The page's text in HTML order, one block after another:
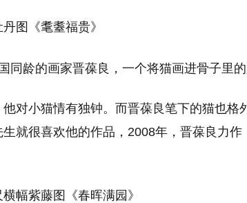
图《耄耋福贵》
对小猫情有独钟。而晋葆良笔下的猫也格
就很喜欢他的作品，2008年，晋葆良力作
幅紫藤图《春晖满园》